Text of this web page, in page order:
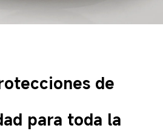
de
para toda la